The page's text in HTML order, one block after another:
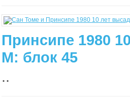
Принсипе 1980
М: блок 45
..